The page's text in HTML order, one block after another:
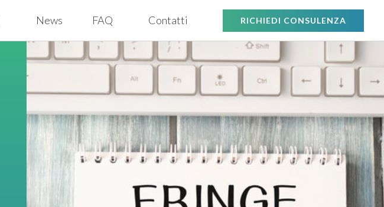
News FAQ Contatti RICHIEDI CONSULENZA